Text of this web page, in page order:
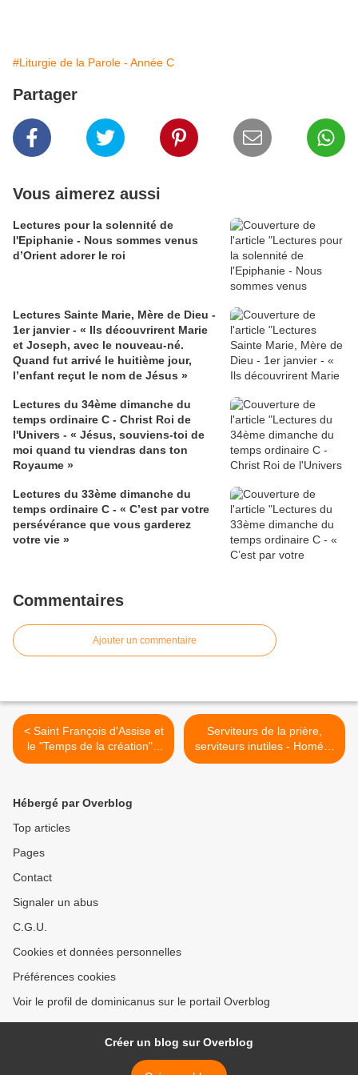
#Liturgie de la Parole - Année C
Partager
Vous aimerez aussi
Lectures pour la solennité de
l'Epiphanie - Nous sommes venus
d’Orient adorer le roi
Lectures Sainte Marie, Mère de Dieu -
1er janvier - « Ils découvrirent Marie
et Joseph, avec le nouveau-né.
Quand fut arrivé le huitième jour,
l’enfant reçut le nom de Jésus »
Lectures du 34ème dimanche du
temps ordinaire C - Christ Roi de
l'Univers - « Jésus, souviens-toi de
moi quand tu viendras dans ton
Royaume »
Lectures du 33ème dimanche du
temps ordinaire C - « C’est par votre
persévérance que vous garderez
votre vie »
Commentaires
Ajouter un commentaire
< Saint François d'Assise et
le "Temps de la création" -
De quelle création ? Et
Serviteurs de la prière,
serviteurs inutiles - Homélie
27ème dimanche du Temps
Hébergé par Overblog
Top articles
Pages
Contact
Signaler un abus
C.G.U.
Cookies et données personnelles
Préférences cookies
Voir le profil de dominicanus sur le portail Overblog
Créer un blog sur Overblog